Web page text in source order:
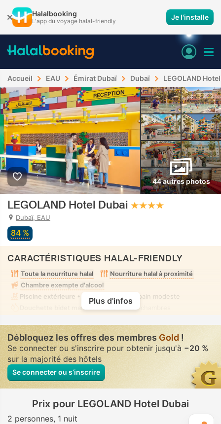
Halalbooking
L'app du voyage halal-friendly Je l'installe
Accueil EAU Émirat Dubaï Dubaï LEGOLAND
44 autres photos
LEGOLAND Hotel Dubai
Dubaï, EAU
84 %
CARACTÉRISTIQUES HALAL-FRIENDLY
Toute la nourriture halal
Nourriture halal à proximité
Chambre exempte d'alcool
Piscine extérieure • Mixte • Tenue de bain modeste
Douchette bidet manuel
• Dans toutes chambres
Plus d'infos
Débloquez les offres des membres Gold !
Se connecter ou s'inscrire pour obtenir jusqu'à −20 %
sur la majorité des hôtels
Se connecter ou s’inscrire
Prix pour LEGOLAND Hotel Dubai
2 personnes 1 nuit